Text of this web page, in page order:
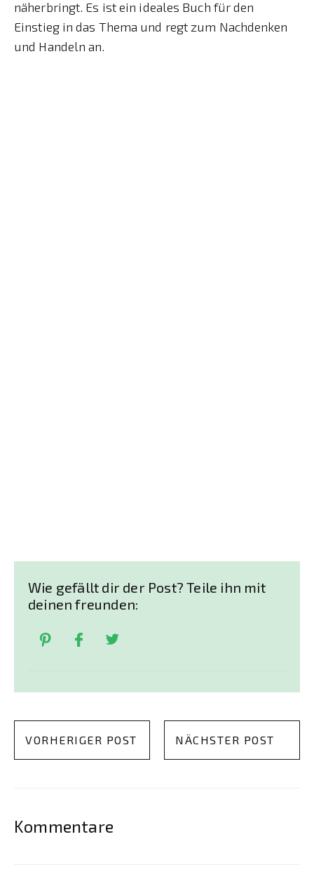
näherbringt. Es ist ein ideales Buch für den
Einstieg in das Thema und regt zum Nachdenken
und Handeln an.
Wie gefällt dir der Post? Teile ihn mit
deinen freunden:
VORHERIGER POST NÄCHSTER POST
Kommentare